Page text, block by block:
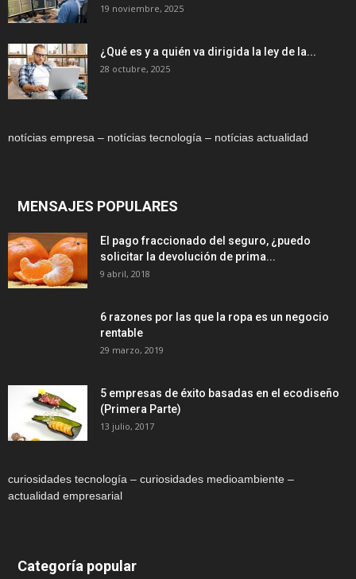
19 noviembre, 2025
¿Qué es y a quién va dirigida la ley de la...
28 octubre, 2025
notícias empresa – notícias tecnología – notícias actualidad
MENSAJES POPULARES
El pago fraccionado del seguro, ¿puedo
solicitar la devolución de prima...
9 abril, 2018
6 razones por las que la ropa es un negocio
rentable
29 marzo, 2019
5 empresas de éxito basadas en el ecodiseño
(Primera Parte)
13 julio, 2017
curiosidades tecnología – curiosidades medioambiente –
actualidad empresarial
Categoría popular